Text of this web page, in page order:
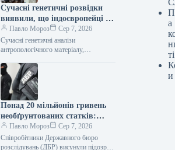
Сучасні генетичні розвідки
виявили, що індоєвропейці є
пращурами українців –
фахівець
Павло Мороз
Сер 7, 2026
Сучасні генетичні аналізи
антропологічного матеріалу,
поселення «Дикий Сад» у Миколаєві,
підтвердили, що пращурами українців
були індоєвропейці.…
Понад 20 мільйонів гривень
необґрунтованих статків:
ексначальнику управління
логістики Повітряного
командування висунули
Павло Мороз
Сер 7, 2026
Співробітники Державного бюро
розслідувань (ДБР) висунули підозру
а
ті
и